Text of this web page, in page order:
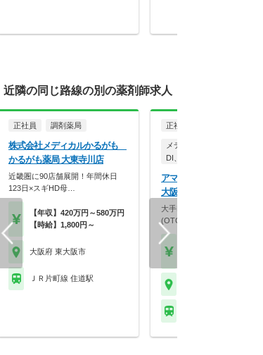
近隣の同じ路線の別の薬剤師求人
正社員 調剤薬局
株式会社メディカルかるがも
かるがも薬局 大東寺川店
近畿圏に90店舗展開！年間休日
123日×スギHD母…
【年収】420万円～580万円
【時給】1,800円～
大阪府 東大阪市
ＪＲ片町線 住道駅
正社員
メディカルライター、 MSL
DI、学術
アマゾン ジャパン合同
大阪府東大阪市倉庫
大手ECサイトでの薬剤師業
(OTCに関するカスタ…